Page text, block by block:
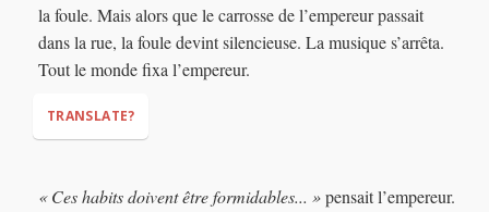
la foule. Mais alors que le carrosse de l’empereur passait
dans la rue, la foule devint silencieuse. La musique s’arrêta.
Tout le monde fixa l’empereur.
TRANSLATE?
« Ces habits doivent être formidables... »pensait l’empereur.